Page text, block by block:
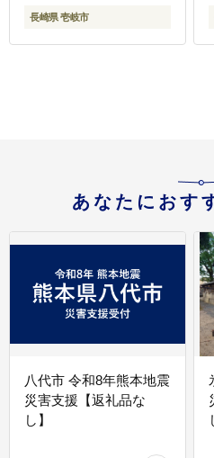
10000 10000円 1万円
長崎県 壱岐市
あなたにおす
八代市 令和8年熊本地震
災害支援【返礼品な
し】